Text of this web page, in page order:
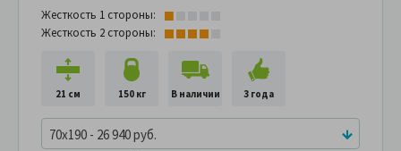
Жесткость 1 стороны:
Жесткость 2 стороны:
21 см 150 кг В наличии 3 года
70x190 - 26 940 руб.